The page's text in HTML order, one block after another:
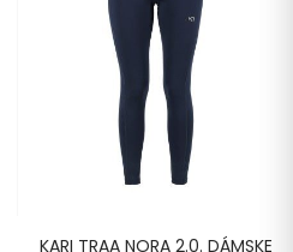
KARI TRAA NORA 2.0. DÁMSKE